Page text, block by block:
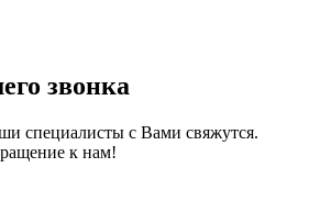
звонка
специалисты с Вами свяжутся.
к нам!